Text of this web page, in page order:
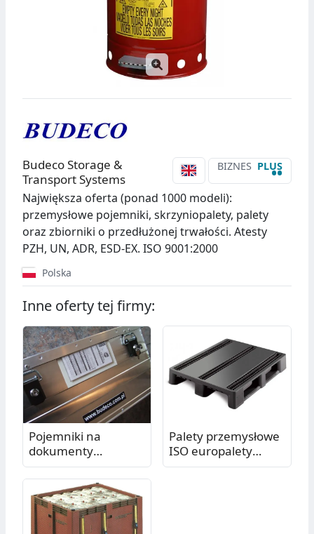
BIZNES PLUS
••
Budeco Storage &
Transport Systems
Największa oferta (ponad 1000 modeli):
przemysłowe pojemniki, skrzyniopalety, palety
oraz zbiorniki o przedłużonej trwałości. Atesty
PZH, UN, ADR, ESD-EX. ISO 9001:2000
Polska
Inne oferty tej firmy:
Pojemniki na
dokumenty
zamykane lub
plombowane
skrzynie na
dokumentację,
segregatory, akta
Palety przemysłowe
ISO europalety
plastikowe Eur o